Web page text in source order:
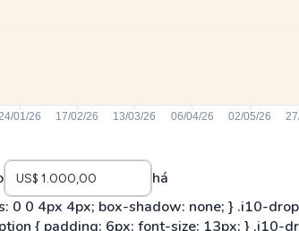
há